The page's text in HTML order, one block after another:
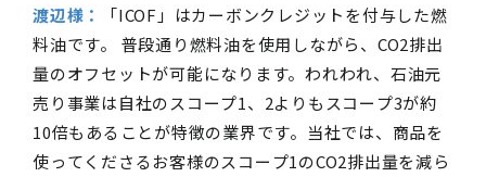
渡辺様：
「ICOF」はカーボンクレジットを付与した燃
料油です。 普段通り燃料油を使用しながら、CO2排出
量のオフセットが可能になります。われわれ、石油元
売り事業は自社のスコープ1、2よりもスコープ3が約
10倍もあることが特徴の業界です。当社では、商品を
使ってくださるお客様のスコープ1のCO2排出量を減ら